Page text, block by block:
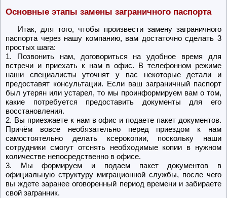
Основные этапы замены заграничного паспорта
Итак, для того, чтобы произвести замену заграничного
паспорта через нашу компанию, вам достаточно сделать 3
простых шага:
1. Позвонить нам, договориться на удобное время для
встречи и приехать к нам в офис. В телефонном режиме
наши специалисты уточнят у вас некоторые детали и
предоставят консультации. Если ваш заграничный паспорт
был утерян или устарел, то мы проинформируем вам о том,
какие потребуется предоставить документы для его
восстановления.
2. Вы приезжаете к нам в офис и подаете пакет документов.
Причём вовсе необязательно перед приездом к нам
самостоятельно делать ксерокопии, поскольку наши
сотрудники смогут отснять необходимые копии в нужном
количестве непосредственно в офисе.
3. Мы формируем и подаем пакет документов в
официальную структуру миграционной службы, после чего
вы ждете заранее оговоренный период времени и забираете
свой загранник.